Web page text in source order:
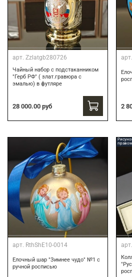
арт. Zzlatgb280726
Чайный набор с подстаканником
"Герб РФ" ( злат.гравюра с
эмалью) в футляре
28 000.00 руб
арт.
2
арт. RthShE10-0014
Елочный шар "Зимнее чудо" №1 с
ручной росписью
арт.